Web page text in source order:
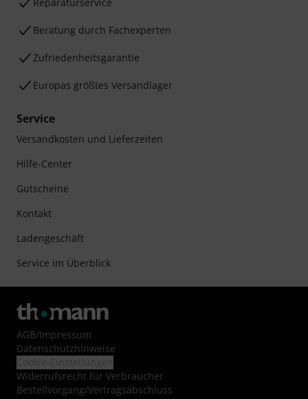
Beratung durch Fachexperten
Zufriedenheitsgarantie
Europas größtes Versandlager
Service
Versandkosten und Lieferzeiten
Hilfe-Center
Gutscheine
Kontakt
Ladengeschäft
Service im Überblick
AGB/Impressum
Datenschutzhinweise
Widerrufsrecht für Verbraucher
Bestellvorgang/Vertragsabschluss